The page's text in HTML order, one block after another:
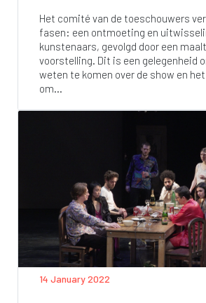
Het comité van de toeschouwers
fasen: een ontmoeting en
kunstenaars, gevolgd door een
voorstelling. Dit is een gelegenheid
weten te komen over de show en
om...
14 January 2022